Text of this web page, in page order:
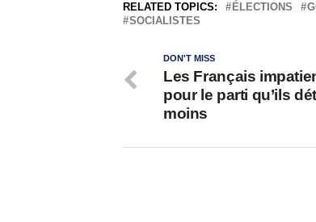
RELATED TOPICS: ÉLECTIONS
SOCIALISTES
DON'T MISS
Les Français
pour le parti qu’ils
moins